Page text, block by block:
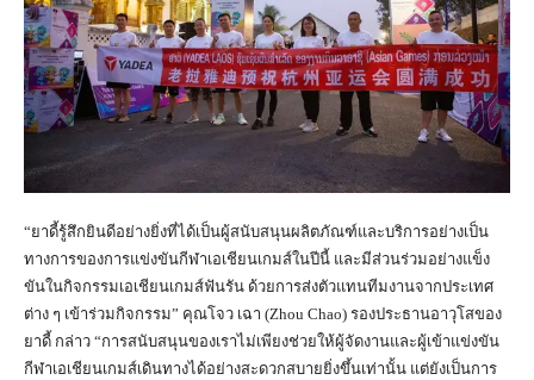
“ยาดี้รู้สึกยินดีอย่างยิ่งที่ได้เป็นผู้สนับสนุนผลิตภัณฑ์และบริการอย่างเป็น
ทางการของการแข่งขันกีฬาเอเชียนเกมส์ในปีนี้ และมีส่วนร่วมอย่างแข็ง
ขันในกิจกรรมเอเชียนเกมส์ฟันรัน ด้วยการส่งตัวแทนทีมงานจากประเทศ
ต่าง ๆ เข้าร่วมกิจกรรม” คุณโจว เฉา (Zhou Chao) รองประธานอาวุโสของ
ยาดี้ กล่าว “การสนับสนุนของเราไม่เพียงช่วยให้ผู้จัดงานและผู้เข้าแข่งขัน
กีฬาเอเชียนเกมส์เดินทางได้อย่างสะดวกสบายยิ่งขึ้นเท่านั้น แต่ยังเป็นการ